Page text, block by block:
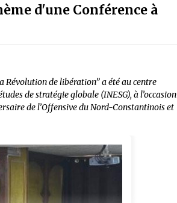
d'une Conférence à
Révolution de libération” a été au centre
de stratégie globale (INESG), à l’occasion
de l’Offensive du Nord-Constantinois et